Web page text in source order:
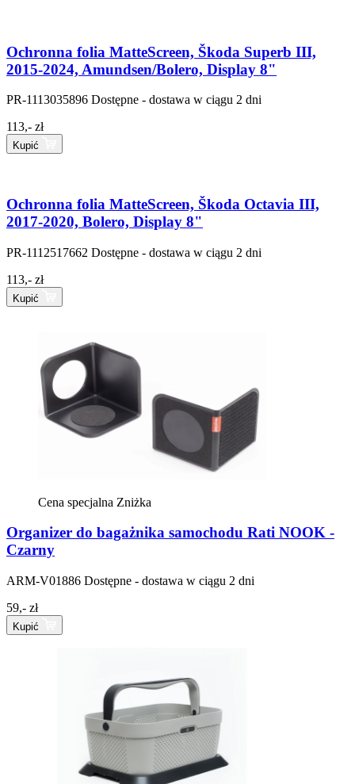
Ochronna folia MatteScreen, Škoda Superb III,
2015-2024, Amundsen/Bolero, Display 8"
PR-1113035896 Dostępne - dostawa w ciągu 2 dni
113,- zł
Kupić
Ochronna folia MatteScreen, Škoda Octavia III,
2017-2020, Bolero, Display 8"
PR-1112517662 Dostępne - dostawa w ciągu 2 dni
113,- zł
Kupić
Cena specjalna Zniżka
Organizer do bagażnika samochodu Rati NOOK -
Czarny
ARM-V01886 Dostępne - dostawa w ciągu 2 dni
59,- zł
Kupić